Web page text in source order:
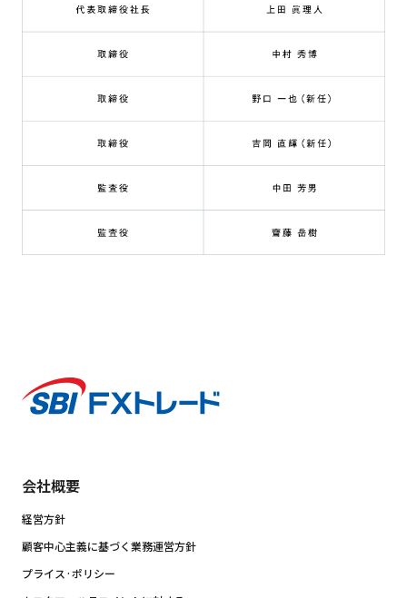
会社概要
経営方針
顧客中心主義に基づく業務運営方針
プライス·ポリシー